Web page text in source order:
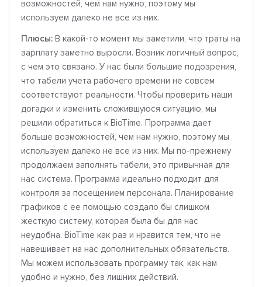
возможностей, чем нам нужно, поэтому мы
используем далеко не все из них.
Плюсы: В какой-то момент мы заметили, что траты на
зарплату заметно выросли. Возник логичный вопрос,
с чем это связано. У нас были большие подозрения,
что табели учета рабочего времени не совсем
соответствуют реальности. Чтобы проверить наши
догадки и изменить сложившуюся ситуацию, мы
решили обратиться к BioTime. Программа дает
больше возможностей, чем нам нужно, поэтому мы
используем далеко не все из них. Мы по-прежнему
продолжаем заполнять табели, это привычная для
нас система. Программа идеально подходит для
контроля за посещением персонала. Планирование
графиков с ее помощью создало бы слишком
жесткую систему, которая была бы для нас
неудобна. BioTime как раз и нравится тем, что не
навешивает на нас дополнительных обязательств.
Мы можем использовать программу так, как нам
удобно и нужно, без лишних действий.